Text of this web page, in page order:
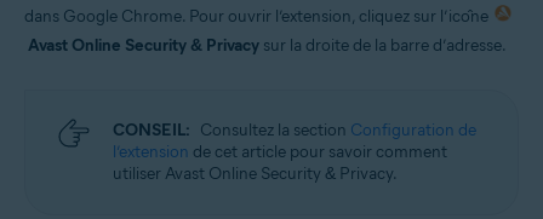
dans Google Chrome. Pour ouvrir l’extension, cliquez sur l’icône
Avast Online Security & Privacy sur la droite de la barre d’adresse.
CONSEIL: Consultez la section Configuration de
l’extension de cet article pour savoir comment
utiliser Avast Online Security & Privacy.